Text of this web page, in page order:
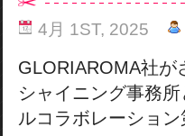
4月 1ST, 2025
GLORIAROMA社が
シャイニング事務
ルコラボレーション